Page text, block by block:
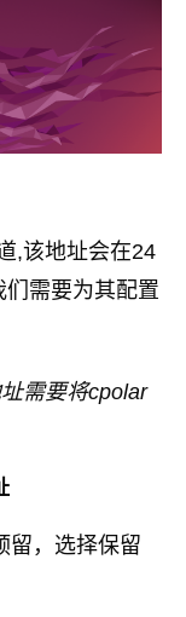
,该地址会在24
需要为其配置
需要将cpolar
留，选择保留